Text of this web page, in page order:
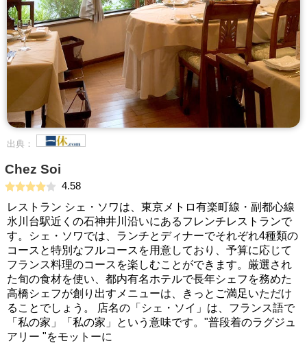
出典：
Chez Soi
4.58
レストラン シェ・ソワは、東京メトロ有楽町線・副都心線
氷川台駅近くの石神井川沿いにあるフレンチレストランで
す。シェ・ソワでは、ランチとディナーでそれぞれ4種類の
コースと特別なフルコースを用意しており、予算に応じて
フランス料理のコースを楽しむことができます。厳選され
た旬の食材を使い、都内有名ホテルで長年シェフを務めた
高橋シェフが創り出すメニューは、きっとご満足いただけ
ることでしょう。 店名の「シェ・ソイ」は、フランス語で
「私の家」「私の家」という意味です。"普段着のラグジュ
アリー "をモットーに